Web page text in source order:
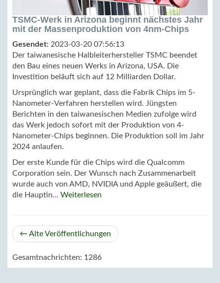
TSMC-Werk in Arizona beginnt nächstes Jahr
mit der Massenproduktion von 4nm-Chips
Gesendet: 2023-03-20 07:56:13
Der taiwanesische Halbleiterhersteller TSMC beendet
den Bau eines neuen Werks in Arizona, USA. Die
Investition beläuft sich auf 12 Milliarden Dollar.
Ursprünglich war geplant, dass die Fabrik Chips im 5-
Nanometer-Verfahren herstellen wird. Jüngsten
Berichten in den taiwanesischen Medien zufolge wird
das Werk jedoch sofort mit der Produktion von 4-
Nanometer-Chips beginnen. Die Produktion soll im Jahr
2024 anlaufen.
Der erste Kunde für die Chips wird die Qualcomm
Corporation sein. Der Wunsch nach Zusammenarbeit
wurde auch von AMD, NVIDIA und Apple geäußert, die
die Hauptin... Weiterlesen
← Alte Veröffentlichungen
Gesamtnachrichten: 1286